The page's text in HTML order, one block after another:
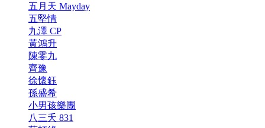
五月天 Mayday
五堅情
九澤 CP
黃鴻升
陳零九
齊豫
徐懷鈺
孫盛希
小男孩樂團
八三夭 831